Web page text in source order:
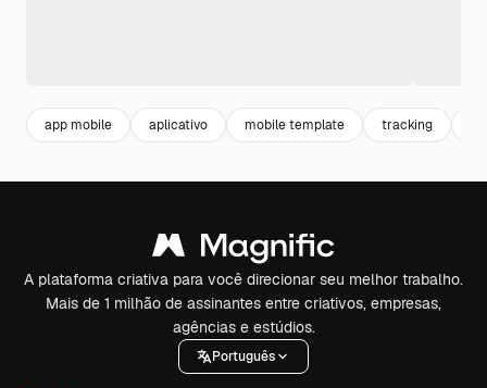
app mobile aplicativo mobile template tracking
A plataforma criativa para você direcionar seu melhor trabalho.
Mais de 1 milhão de assinantes entre criativos, empresas,
agências e estúdios.
Português